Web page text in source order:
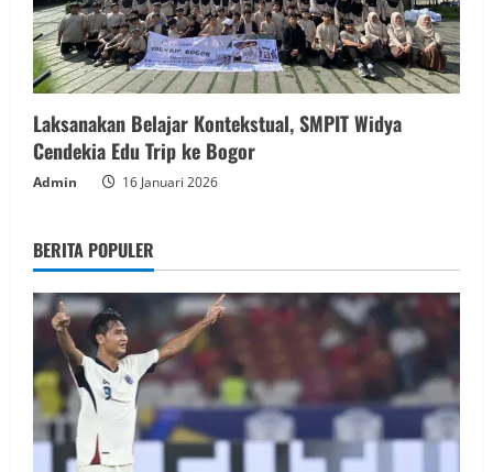
Laksanakan Belajar Kontekstual, SMPIT Widya
Cendekia Edu Trip ke Bogor
Admin 16 Januari 2026
BERITA POPULER